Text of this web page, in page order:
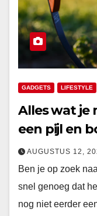
GADGETS LIFESTYLE
Alles wat je
een pijl en
AUGUSTUS 12,
Ben je op zoek
snel genoeg dat
nog niet eerder